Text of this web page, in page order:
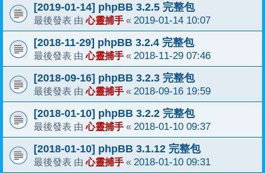
[2019-01-14] phpBB 3.2.5 完整包
最後發表 由心靈捕手 « 2019-01-14 10:07
[2018-11-29] phpBB 3.2.4 完整包
最後發表 由心靈捕手 « 2018-11-29 07:46
[2018-09-16] phpBB 3.2.3 完整包
最後發表 由心靈捕手 « 2018-09-16 19:59
[2018-01-10] phpBB 3.2.2 完整包
最後發表 由心靈捕手 « 2018-01-10 09:37
[2018-01-10] phpBB 3.1.12 完整包
最後發表 由心靈捕手 « 2018-01-10 09:31